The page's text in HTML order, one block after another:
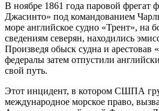
В ноябре 1861 года паровой
Джасинто» под командованием
море английское судно «Трент», на
сведениям северян, находились
Произведя обыск судна и
федералы затем отпустили
свой путь.
Этот инцидент, в котором СШПА
международное морское право,